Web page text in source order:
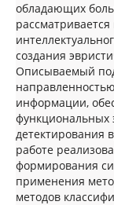
обладающих
создания
Описываемый
информации,
функциональных
детектирования
работе
формирования
применения
методов